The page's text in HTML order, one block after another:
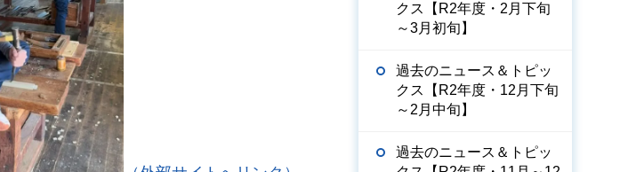
クス【R2年度・2月下旬
～3月初旬】
過去のニュース＆トピッ
クス【R2年度・12月下旬
～2月中旬】
過去のニュース＆トピッ